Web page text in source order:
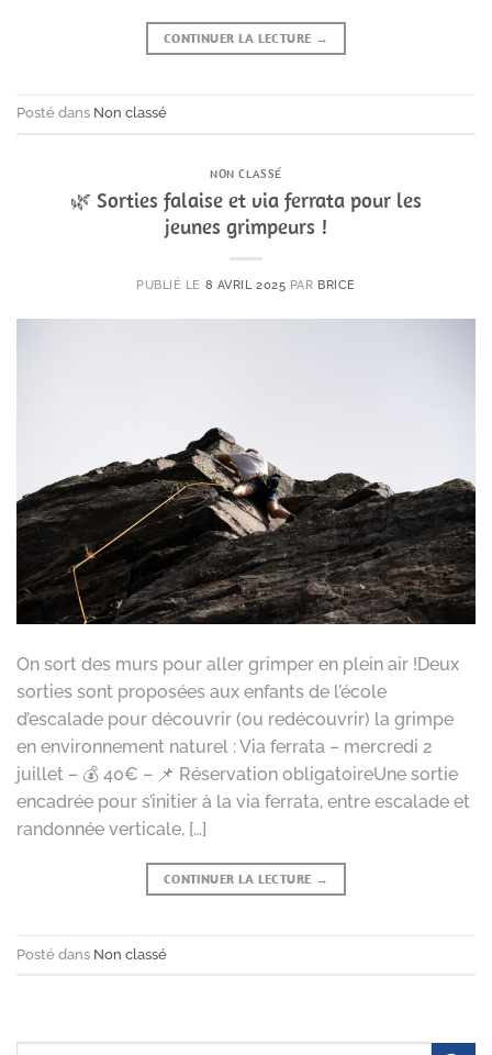
CONTINUER LA LECTURE →
Posté dans Non classé
NON CLASSÉ
🌿 Sorties falaise et via ferrata pour les
jeunes grimpeurs !
PUBLIÉ LE 8 AVRIL 2025 PAR BRICE
On sort des murs pour aller grimper en plein air !Deux
sorties sont proposées aux enfants de l’école
d’escalade pour découvrir (ou redécouvrir) la grimpe
en environnement naturel : Via ferrata – mercredi 2
juillet – 💰 40€ – 📌 Réservation obligatoireUne sortie
encadrée pour s’initier à la via ferrata, entre escalade et
randonnée verticale, […]
CONTINUER LA LECTURE →
Posté dans Non classé